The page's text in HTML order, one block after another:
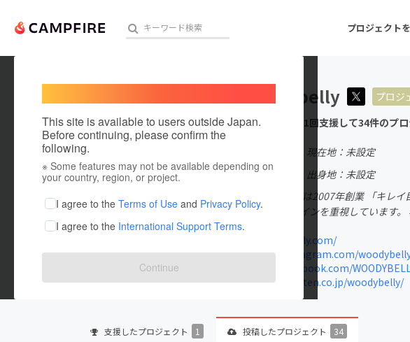
プロジェクト
人気のプロジェクト 注目のリターン 注目の
アート・写真 音楽
テクノロジー・ガジェット
ゲーム・サー
映像・映画
ビジネス・起業
チャレンジ
まちづくり・地域活性化
CAMPFIRE for
This site is available to users outside Japan.
Before continuing, please confirm the
following.
※ Some features may not be available depending on
your country, region, or project.
I agree to the Terms of Use and Privacy Policy.
I agree to the International Support Terms.
Continue
woodybelly
プロジ
これまでに1回支援して34件のプ
現在地：未設定
出身国：日本
出身地：未設定
WOODYBELLYは2007年創業 「キ
見えないデザインを重視しています。
woodybelly.com/
www.instagram.com/
www.facebook.com/
www.rakuten.co.jp/woodybelly/
支援したプロジェクト 1 投稿したプロジェクト 34